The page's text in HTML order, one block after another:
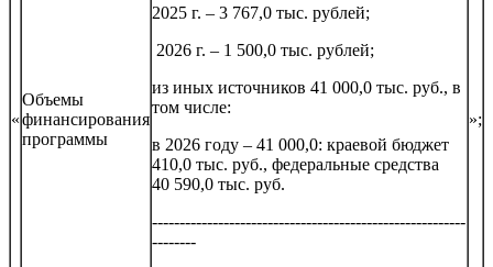
«
Объемы
финансирования
программы
2025 г. – 3 767,0 тыс. рублей;
2026 г. – 1 500,0 тыс. рублей;
из иных источников 41 000,0 тыс. руб., в
том числе:
в 2026 году – 41 000,0: краевой бюджет
410,0 тыс. руб., федеральные средства
40 590,0 тыс. руб.
---------------------------------------------------------
--------
»;